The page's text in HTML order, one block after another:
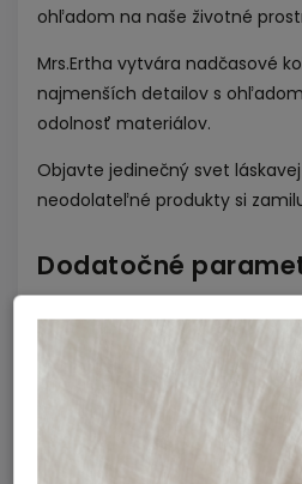
ohľadom na naše životné
Mrs.Ertha vytvára nadčasové
najmenších detailov s
odolnosť materiálov.
Objavte jedinečný svet
neodolateľné produkty si
Dodatočné
Kategória:
Plavky a
Little
85%
Bábätko,